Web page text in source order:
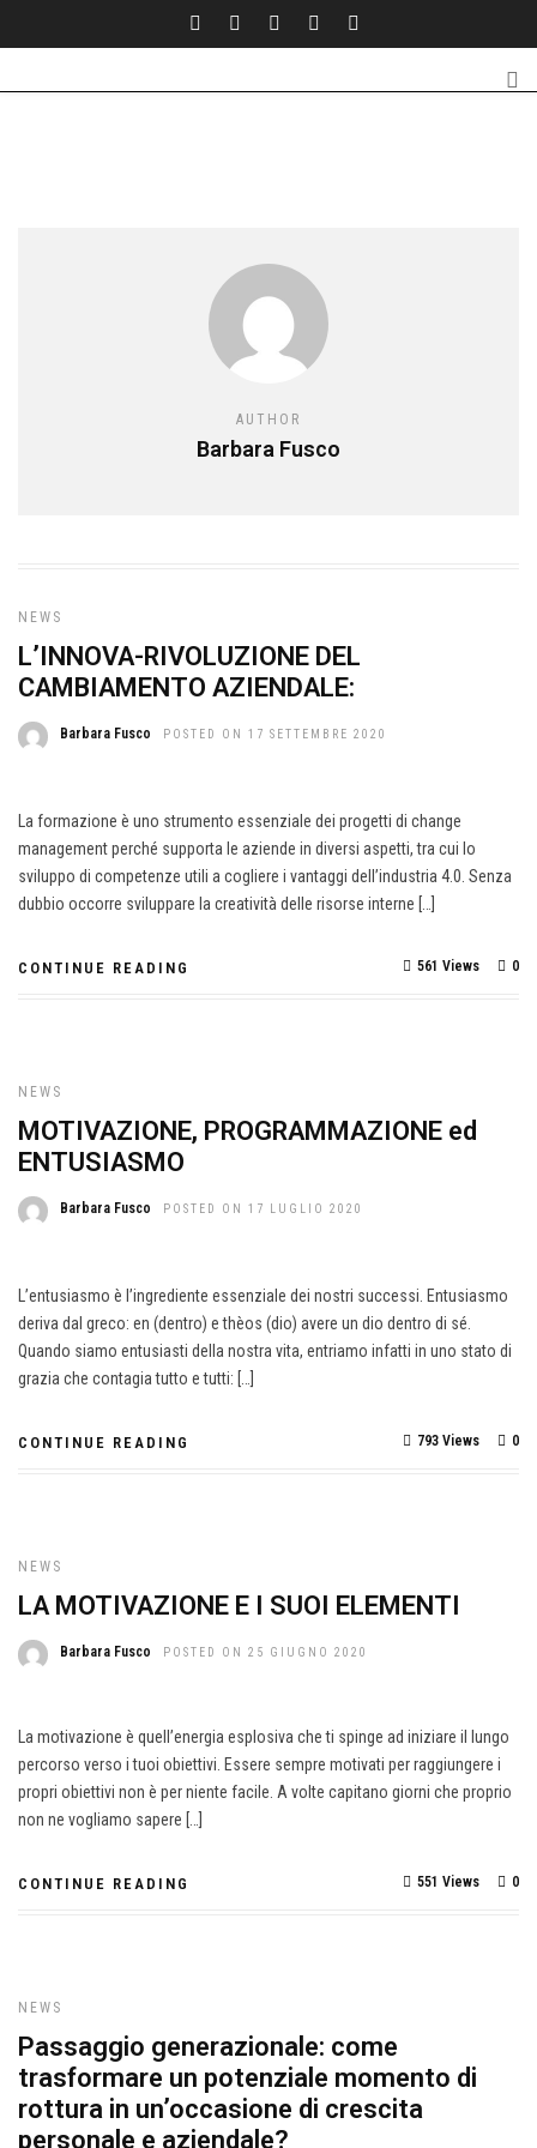
AUTHOR
Barbara Fusco
NEWS
L’INNOVA-RIVOLUZIONE DEL
CAMBIAMENTO AZIENDALE:
Barbara Fusco POSTED ON 17 SETTEMBRE 2020
La formazione è uno strumento essenziale dei progetti di change
management perché supporta le aziende in diversi aspetti, tra cui lo
sviluppo di competenze utili a cogliere i vantaggi dell’industria 4.0. Senza
dubbio occorre sviluppare la creatività delle risorse interne […]
CONTINUE READING 0
561 Views
NEWS
MOTIVAZIONE, PROGRAMMAZIONE ed
ENTUSIASMO
Barbara Fusco POSTED ON 17 LUGLIO 2020
L’entusiasmo è l’ingrediente essenziale dei nostri successi. Entusiasmo
deriva dal greco: en (dentro) e thèos (dio) avere un dio dentro di sé.
Quando siamo entusiasti della nostra vita, entriamo infatti in uno stato di
grazia che contagia tutto e tutti: […]
CONTINUE READING 0
793 Views
NEWS
LA MOTIVAZIONE E I SUOI ELEMENTI
Barbara Fusco POSTED ON 25 GIUGNO 2020
La motivazione è quell’energia esplosiva che ti spinge ad iniziare il lungo
percorso verso i tuoi obiettivi. Essere sempre motivati per raggiungere i
propri obiettivi non è per niente facile. A volte capitano giorni che proprio
non ne vogliamo sapere […]
CONTINUE READING 0
551 Views
NEWS
Passaggio generazionale: come
trasformare un potenziale momento di
rottura in un’occasione di crescita
personale e aziendale?